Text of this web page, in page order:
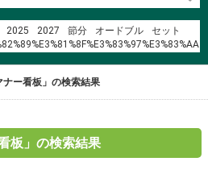
2025 2027 節分 オードブル
セット
ナー看板」の検索結果
板」の検索結果